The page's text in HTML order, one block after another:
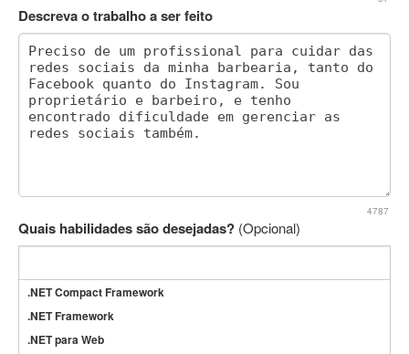
Descreva o trabalho a ser feito
4787
Quais habilidades são desejadas? (Opcional)
.NET Compact Framework
.NET Framework
.NET para Web